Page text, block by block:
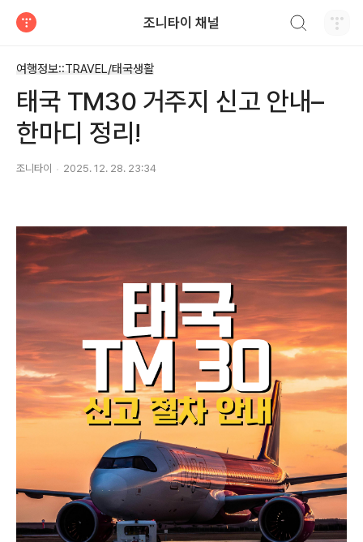
조니타이 채널
여행정보::TRAVEL/태국생활
태국 TM30 거주지 신고 안내–
한마디 정리!
조니타이 2025. 12. 28. 23:34